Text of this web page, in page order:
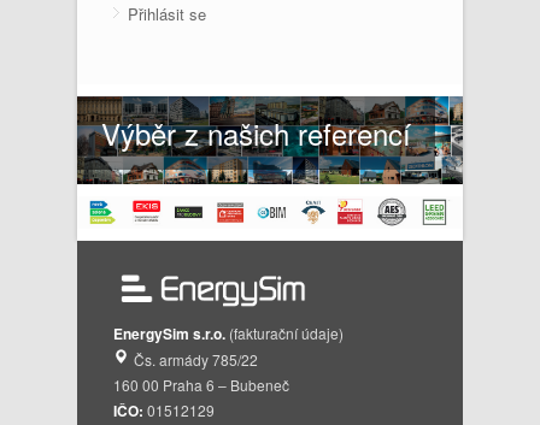
Přihlásit se
Výběr z našich referencí
EnergySim s.r.o. (fakturační údaje)
Čs. armády 785/22
160 00 Praha 6 – Bubeneč
IČO: 01512129